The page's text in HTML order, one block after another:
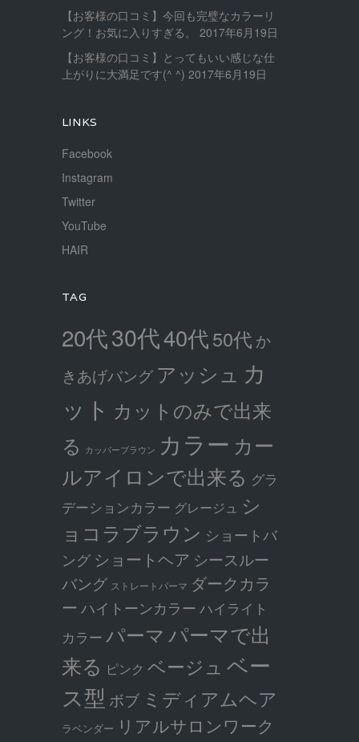
【お客様の口コミ】今回も完璧なカラーリ
ング！お気に入りすぎる。
2017年6月19日
【お客様の口コミ】とってもいい感じな仕
上がりに大満足です(^ ^) 2017年6月19日
LINKS
Facebook
Instagram
Twitter
YouTube
HAIR
TAG
20代30代40代50代 か
きあげバング アッシュ カ
ット カットのみで出来
る カッパーブラウン カラー カー
ルアイロンで出来る グラ
デーションカラー グレージュ シ
ョコラブラウン ショートバ
ング ショートヘア シースルー
バング ストレートパーマ ダークカラ
ー ハイトーンカラー ハイライト
カラー パーマ パーマで出
来る ピンク ベージュ ベー
ス型 ボブ ミディアムヘア
ラベンダー リアルサロンワーク